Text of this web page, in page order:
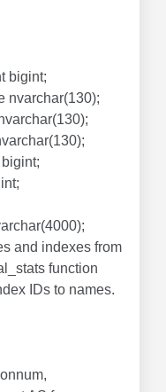
bigint;
nvarchar(130);
and indexes from
function
IDs to names.